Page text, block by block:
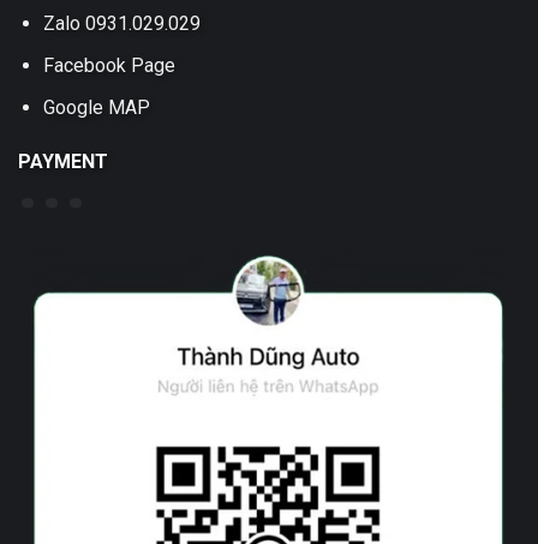
Zalo 0931.029.029
Facebook Page
Google MAP
PAYMENT